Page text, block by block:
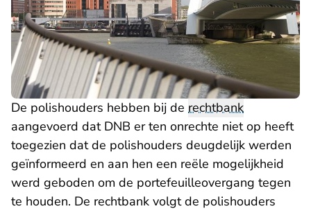
De polishouders hebben bij de rechtbank
aangevoerd dat DNB er ten onrechte niet op heeft
toegezien dat de polishouders deugdelijk werden
geïnformeerd en aan hen een reële mogelijkheid
werd geboden om de portefeuilleovergang tegen
te houden. De rechtbank volgt de polishouders